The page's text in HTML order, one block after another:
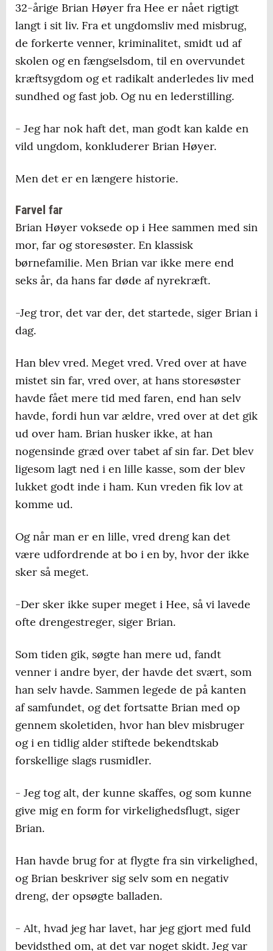
32-årige Brian Høyer fra Hee er nået rigtigt
langt i sit liv. Fra et ungdomsliv med misbrug,
de forkerte venner, kriminalitet, smidt ud af
skolen og en fængselsdom, til en overvundet
kræftsygdom og et radikalt anderledes liv med
sundhed og fast job. Og nu en lederstilling.
- Jeg har nok haft det, man godt kan kalde en
vild ungdom, konkluderer Brian Høyer.
Men det er en længere historie.
Farvel far
Brian Høyer voksede op i Hee sammen med sin
mor, far og storesøster. En klassisk
børnefamilie. Men Brian var ikke mere end
seks år, da hans far døde af nyrekræft.
-Jeg tror, det var der, det startede, siger Brian i
dag.
Han blev vred. Meget vred. Vred over at have
mistet sin far, vred over, at hans storesøster
havde fået mere tid med faren, end han selv
havde, fordi hun var ældre, vred over at det gik
ud over ham. Brian husker ikke, at han
nogensinde græd over tabet af sin far. Det blev
ligesom lagt ned i en lille kasse, som der blev
lukket godt inde i ham. Kun vreden fik lov at
komme ud.
Og når man er en lille, vred dreng kan det
være udfordrende at bo i en by, hvor der ikke
sker så meget.
-Der sker ikke super meget i Hee, så vi lavede
ofte drengestreger, siger Brian.
Som tiden gik, søgte han mere ud, fandt
venner i andre byer, der havde det svært, som
han selv havde. Sammen legede de på kanten
af samfundet, og det fortsatte Brian med op
gennem skoletiden, hvor han blev misbruger
og i en tidlig alder stiftede bekendtskab
forskellige slags rusmidler.
- Jeg tog alt, der kunne skaffes, og som kunne
give mig en form for virkelighedsflugt, siger
Brian.
Han havde brug for at flygte fra sin virkelighed,
og Brian beskriver sig selv som en negativ
dreng, der opsøgte balladen.
- Alt, hvad jeg har lavet, har jeg gjort med fuld
bevidsthed om, at det var noget skidt. Jeg var